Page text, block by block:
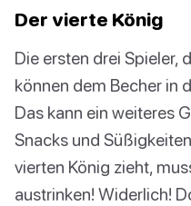
Der vierte König
Die ersten drei Spieler,
können dem Becher in
Das kann ein weiteres
Snacks und
vierten König zieht,
austrinken! Widerlich!